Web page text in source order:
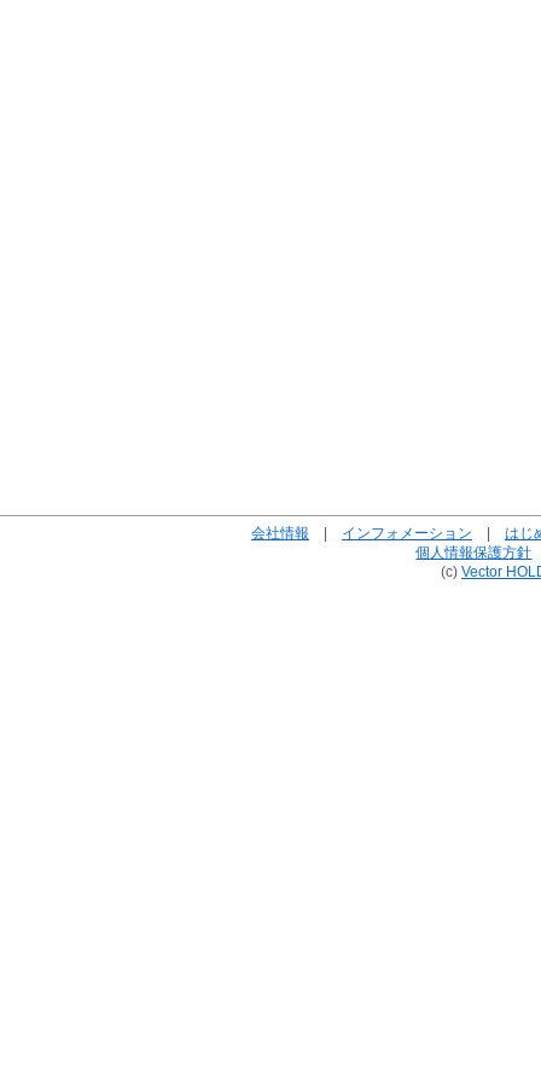
会社情報 | インフォメーション | はじ
個人情報保護方針
(c) Vector